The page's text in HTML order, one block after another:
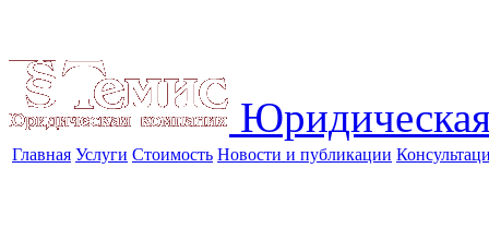
Главная Услуги Стоимость Новости и публикации